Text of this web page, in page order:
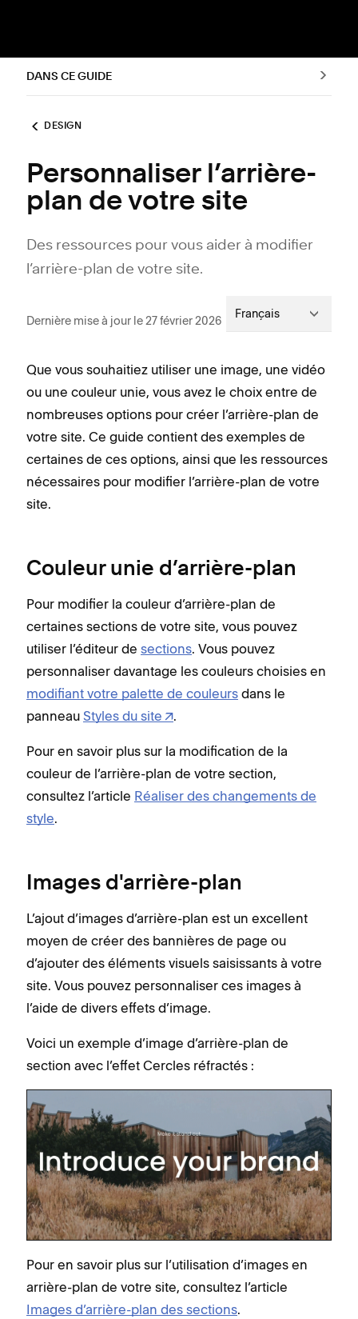
DANS CE GUIDE
DESIGN
Personnaliser l’arrière-
plan de votre site
Des ressources pour vous aider à modifier
l’arrière-plan de votre site.
Dernière mise à jour le 27 février 2026 Français
Que vous souhaitiez utiliser une image, une vidéo
ou une couleur unie, vous avez le choix entre de
nombreuses options pour créer l’arrière-plan de
votre site. Ce guide contient des exemples de
certaines de ces options, ainsi que les ressources
nécessaires pour modifier l’arrière-plan de votre
site.
Couleur unie d’arrière-plan
Pour modifier la couleur d’arrière-plan de
certaines sections de votre site, vous pouvez
utiliser l’éditeur de sections. Vous pouvez
personnaliser davantage les couleurs choisies en
modifiant votre palette de couleurs dans le
panneau Styles du site .
Pour en savoir plus sur la modification de la
couleur de l’arrière-plan de votre section,
consultez l’article Réaliser des changements de
style.
Images d'arrière-plan
L’ajout d’images d’arrière-plan est un excellent
moyen de créer des bannières de page ou
d’ajouter des éléments visuels saisissants à votre
site. Vous pouvez personnaliser ces images à
l’aide de divers effets d’image.
Voici un exemple d’image d’arrière-plan de
section avec l’effet Cercles réfractés :
Pour en savoir plus sur l’utilisation d’images en
arrière-plan de votre site, consultez l’article
Images d’arrière-plan des sections.